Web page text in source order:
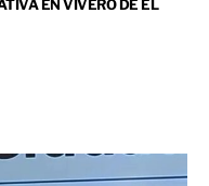
EN VIVERO DE EL